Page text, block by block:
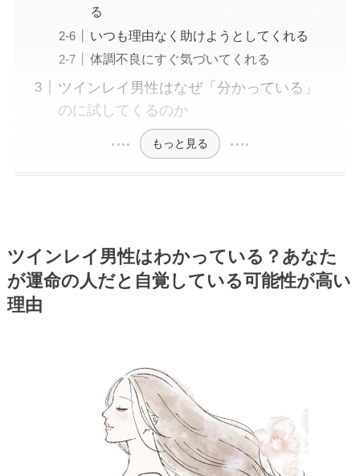
る
いつも理由なく助けようとしてくれる
体調不良にすぐ気づいてくれる
ツインレイ男性はなぜ「分かっている」
のに試してくるのか
もっと見る
ツインレイ男性はわかっている？あなた
が運命の人だと自覚している可能性が高い
理由